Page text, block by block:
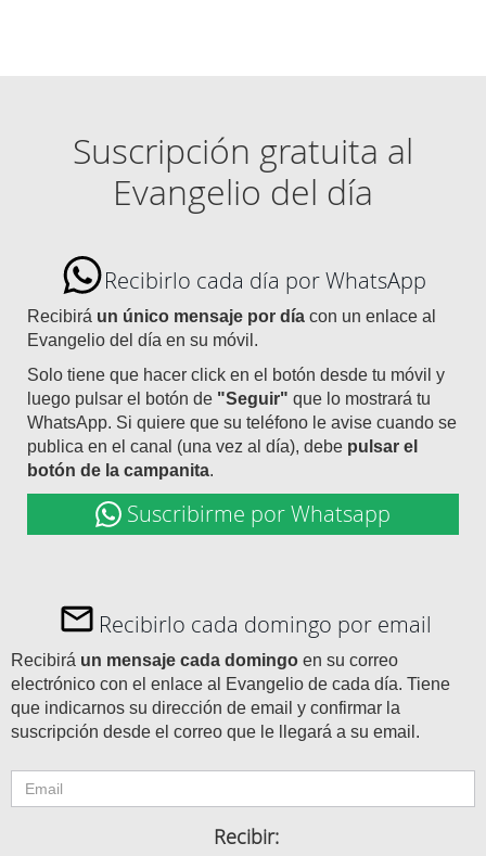
Suscripción gratuita al
Evangelio del día
Recibirlo cada día por WhatsApp
Recibirá un único mensaje por día con un enlace al
Evangelio del día en su móvil.
Solo tiene que hacer click en el botón desde tu móvil y
luego pulsar el botón de "Seguir" que lo mostrará tu
WhatsApp. Si quiere que su teléfono le avise cuando se
publica en el canal (una vez al día), debe pulsar el
botón de la campanita.
Suscribirme por Whatsapp
Recibirlo cada domingo por email
Recibirá un mensaje cada domingo en su correo
electrónico con el enlace al Evangelio de cada día. Tiene
que indicarnos su dirección de email y confirmar la
suscripción desde el correo que le llegará a su email.
Recibir: